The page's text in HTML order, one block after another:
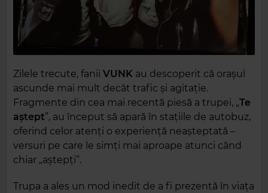
Zilele trecute, fanii VUNK au descoperit că orașul
ascunde mai mult decât trafic și agitație.
Fragmente din cea mai recentă piesă a trupei, „Te
aștept”, au început să apară în stațiile de autobuz,
oferind celor atenți o experiență neașteptată –
versuri pe care le simți mai aproape atunci când
chiar „aștepți”.
Trupa a ales un mod inedit de a fi prezentă în viața